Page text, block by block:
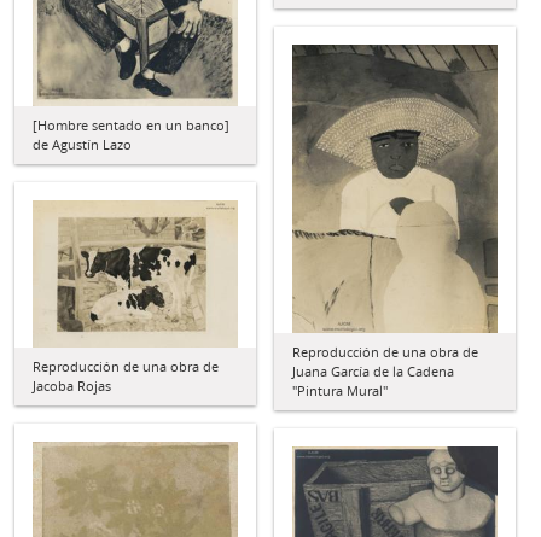
[Hombre sentado en un banco]
de Agustín Lazo
Reproducción de una obra de
Juana García de la Cadena
"Pintura Mural"
Reproducción de una obra de
Jacoba Rojas